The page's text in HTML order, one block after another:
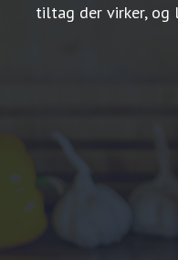
tiltag der virker, og